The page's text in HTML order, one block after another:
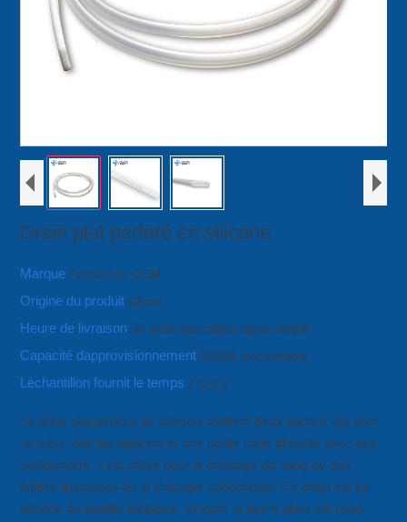
Drain plat perforé en silicone
Marque Fushan or OEM
Origine du produit Chine
Heure de livraison 35 jours ouvrables après dépôt
Capacité dapprovisionnement 20000 pièces/mois
Léchantillon fournit le temps 7 jours
Le drain plat perforé en silicone contient deux parties, qui sont
un tube rond transparent et une partie plate blanche avec des
perforations. Il est utilisé pour le drainage du sang ou des
fluides tissulaires de la chirurgie abdominale. Ce drain est en
silicone de qualité médicale, et toute la partie plate est radio-